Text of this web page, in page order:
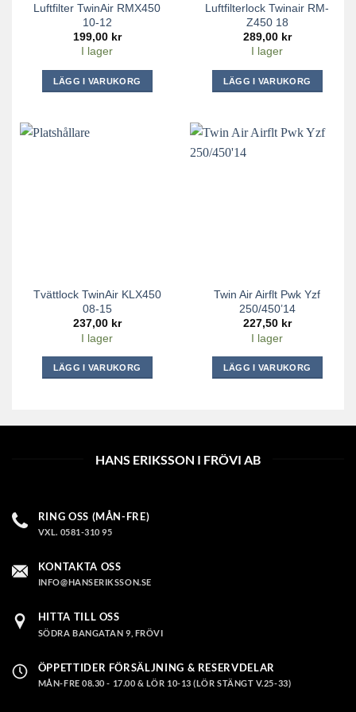
Luftfilter TwinAir RMX450
10-12
199,00 kr
I lager
LÄGG I VARUKORG
Luftfilterlock Twinair RM-
Z450 18
289,00 kr
I lager
LÄGG I VARUKORG
Tvättlock TwinAir KLX450
08-15
237,00 kr
I lager
LÄGG I VARUKORG
Twin Air Airflt Pwk Yzf
250/450’14
227,50 kr
I lager
LÄGG I VARUKORG
HANS ERIKSSON I FRÖVI AB
RING OSS (MÅN-FRE)
VXL. 0581-310 95
KONTAKTA OSS
INFO@HANSERIKSSON.SE
HITTA TILL OSS
SÖDRA BANGATAN 9, FRÖVI
ÖPPETTIDER FÖRSÄLJNING & RESERVDELAR
MÅN-FRE 08.30 - 17.00 & LÖR 10-13 (LÖR STÄNGT V.25-33)